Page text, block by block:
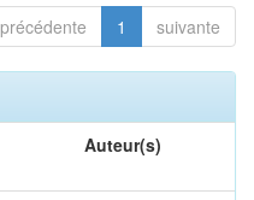
précédente 1 suivante
Auteur(s)